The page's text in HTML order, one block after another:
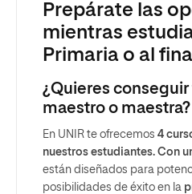
Prepárate las
mientras
Primaria o al
¿Quieres
maestro o maestra?
En UNIR te ofrecemos 4
nuestros estudiantes. Con
están diseñados para
posibilidades de éxito en la